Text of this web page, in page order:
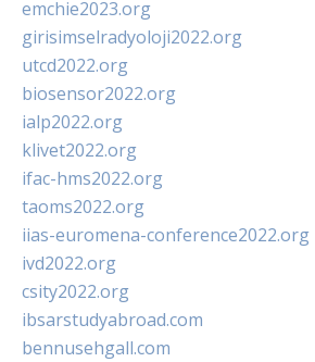
emchie2023.org
girisimselradyoloji2022.org
utcd2022.org
biosensor2022.org
ialp2022.org
klivet2022.org
ifac-hms2022.org
taoms2022.org
iias-euromena-conference2022.org
ivd2022.org
csity2022.org
ibsarstudyabroad.com
bennusehgall.com